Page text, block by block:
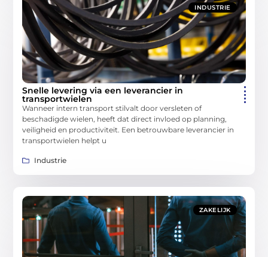
INDUSTRIE
Snelle levering via een leverancier in
transportwielen
Wanneer intern transport stilvalt door versleten of
beschadigde wielen, heeft dat direct invloed op planning,
veiligheid en productiviteit. Een betrouwbare leverancier in
transportwielen helpt u
Industrie
ZAKELIJK